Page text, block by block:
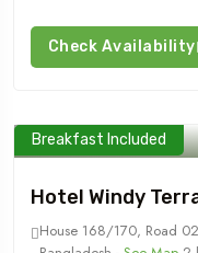
Check Availability
Breakfast Included
Hotel Windy
House 168/170, Road